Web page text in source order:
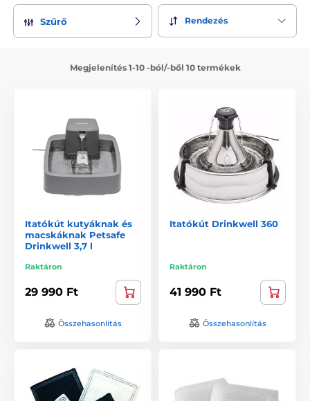
Szűrő Rendezés
Megjelenítés 1-10 -ból/-ből 10 termékek
Itatókút kutyáknak és
macskáknak Petsafe
Drinkwell 3,7 l
Raktáron
29 990 Ft
Összehasonlítás
Itatókút Drinkwell 360
Raktáron
41 990 Ft
Összehasonlítás